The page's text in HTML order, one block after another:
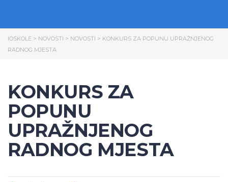
IOSKOLE > NOVOSTI > NOVOSTI > KONKURS ZA POPUNU UPRAŽNJENOG
RADNOG MJESTA
KONKURS ZA
POPUNU
UPRAŽNJENOG
RADNOG MJESTA